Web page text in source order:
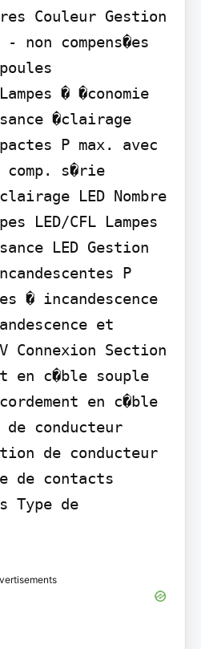
Couleur Gestion
compens�es
� �conomie
�clairage
P max. avec
s�rie
LED Nombre
LED/CFL Lampes
LED Gestion
P
� incandescence
et
Connexion Section
en c�ble souple
en c�ble
conducteur
de conducteur
de contacts
Type de